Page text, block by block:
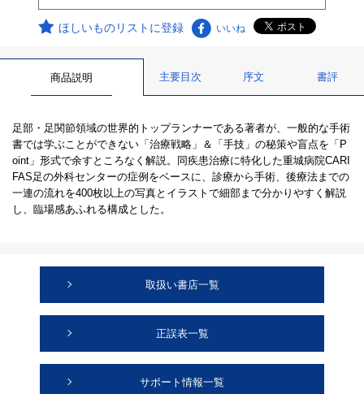
ほしいものリストに登録 いいね
商品説明 主要目次 序文 書評
足部・足関節領域の世界的トップランナーである著者が、一般的な手術
書では学ぶことができない「治療戦略」＆「手技」の秘策や盲点を「P
oint」形式で余すところなく解説。同疾患治療に特化した重城病院CARI
FAS足の外科センターの症例をベースに、診療から手術、後療法までの
一連の流れを400枚以上の写真とイラストで細部まで分かりやすく解説
し、臨場感あふれる構成とした。
取扱い書店一覧
正誤表一覧
サポート情報一覧